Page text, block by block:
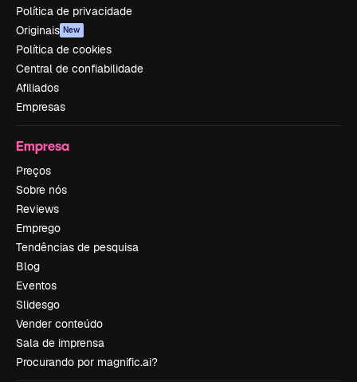
Política de privacidade
Originais New
Política de cookies
Central de confiabilidade
Afiliados
Empresas
Empresa
Preços
Sobre nós
Reviews
Emprego
Tendências de pesquisa
Blog
Eventos
Slidesgo
Vender conteúdo
Sala de imprensa
Procurando por magnific.ai?